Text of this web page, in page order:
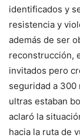
identificados y
resistencia y
además de ser
reconstrucción,
invitados pero
seguridad a 300
ultras estaban
aclaró la
hacia la ruta de